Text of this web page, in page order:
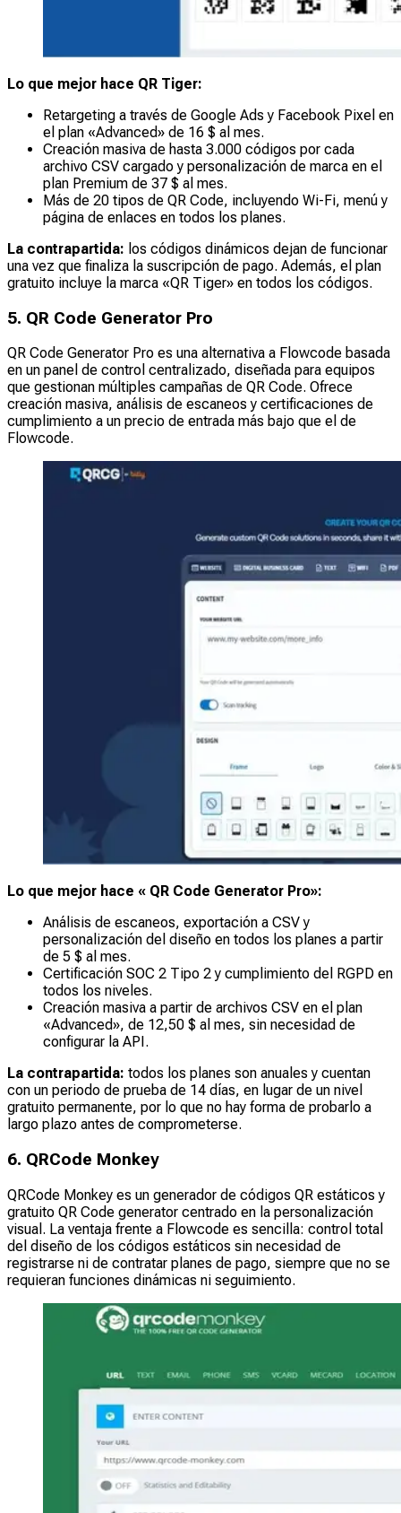
Lo que mejor hace QR Tiger:
Retargeting a través de Google Ads y Facebook Pixel en
el plan «Advanced» de 16 $ al mes.
Creación masiva de hasta 3.000 códigos por cada
archivo CSV cargado y personalización de marca en el
plan Premium de 37 $ al mes.
Más de 20 tipos de QR Code, incluyendo Wi-Fi, menú y
página de enlaces en todos los planes.
La contrapartida: los códigos dinámicos dejan de funcionar
una vez que finaliza la suscripción de pago. Además, el plan
gratuito incluye la marca «QR Tiger» en todos los códigos.
5. QR Code Generator Pro
QR Code Generator Pro es una alternativa a Flowcode basada
en un panel de control centralizado, diseñada para equipos
que gestionan múltiples campañas de QR Code. Ofrece
creación masiva, análisis de escaneos y certificaciones de
cumplimiento a un precio de entrada más bajo que el de
Flowcode.
Lo que mejor hace « QR Code Generator Pro»:
Análisis de escaneos, exportación a CSV y
personalización del diseño en todos los planes a partir
de 5 $ al mes.
Certificación SOC 2 Tipo 2 y cumplimiento del RGPD en
todos los niveles.
Creación masiva a partir de archivos CSV en el plan
«Advanced», de 12,50 $ al mes, sin necesidad de
configurar la API.
La contrapartida: todos los planes son anuales y cuentan
con un periodo de prueba de 14 días, en lugar de un nivel
gratuito permanente, por lo que no hay forma de probarlo a
largo plazo antes de comprometerse.
6. QRCode Monkey
QRCode Monkey es un generador de códigos QR estáticos y
gratuito QR Code generator centrado en la personalización
visual. La ventaja frente a Flowcode es sencilla: control total
del diseño de los códigos estáticos sin necesidad de
registrarse ni de contratar planes de pago, siempre que no se
requieran funciones dinámicas ni seguimiento.